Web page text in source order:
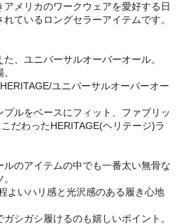
アメリカのワークウェアを愛好する日
ているロングセラーアイテムです。
、ユニバーサルオーバーオール。
ユニバーサルオーバーオー
ルをベースにフィット、ファブリッ
だわったHERITAGE(ヘリテージ)ラ
のアイテムの中でも一番太い無骨な
よいハリ感と光沢感のある履き心地
シガシ履けるのも嬉しいポイント。